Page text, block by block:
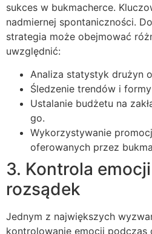
sukces w bukmacherce.
nadmiernej spontaniczności.
strategia może obejmować
uwzględnić:
Analiza statystyk drużyn
Śledzenie trendów i
Ustalanie budżetu na
go.
Wykorzystywanie
oferowanych przez
3. Kontrola
rozsądek
Jednym z największych
kontrolowanie emocji podczas